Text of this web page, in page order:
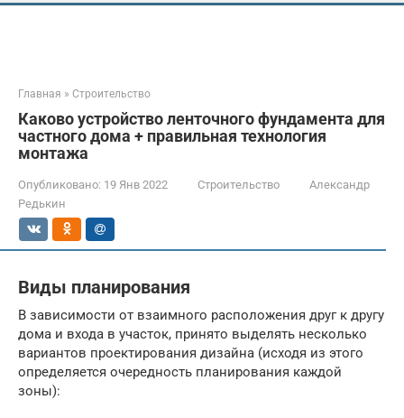
Главная » Строительство
Каково устройство ленточного фундамента для
частного дома + правильная технология
монтажа
Опубликовано: 19 Янв 2022 Строительство
Александр
Редькин
Виды планирования
В зависимости от взаимного расположения друг к другу
дома и входа в участок, принято выделять несколько
вариантов проектирования дизайна (исходя из этого
определяется очередность планирования каждой
зоны):